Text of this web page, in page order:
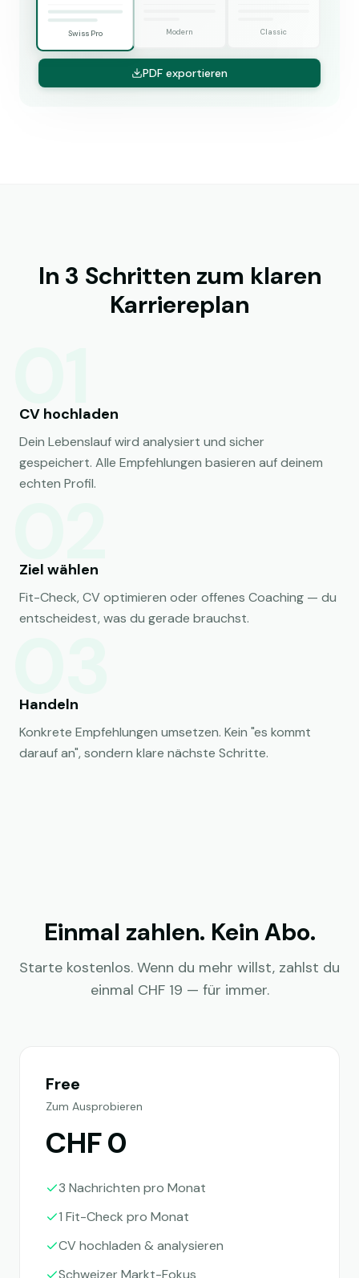
Swiss Pro Modern Classic
PDF exportieren
In 3 Schritten zum klaren
Karriereplan
CV hochladen
Dein Lebenslauf wird analysiert und sicher
gespeichert. Alle Empfehlungen basieren auf deinem
echten Profil.
Ziel wählen
Fit-Check, CV optimieren oder offenes Coaching — du
entscheidest, was du gerade brauchst.
Handeln
Konkrete Empfehlungen umsetzen. Kein "es kommt
darauf an", sondern klare nächste Schritte.
Einmal zahlen. Kein Abo.
Starte kostenlos. Wenn du mehr willst, zahlst du
einmal CHF 19 — für immer.
Free
Zum Ausprobieren
CHF 0
3 Nachrichten pro Monat
1 Fit-Check pro Monat
CV hochladen & analysieren
Schweizer Markt-Fokus